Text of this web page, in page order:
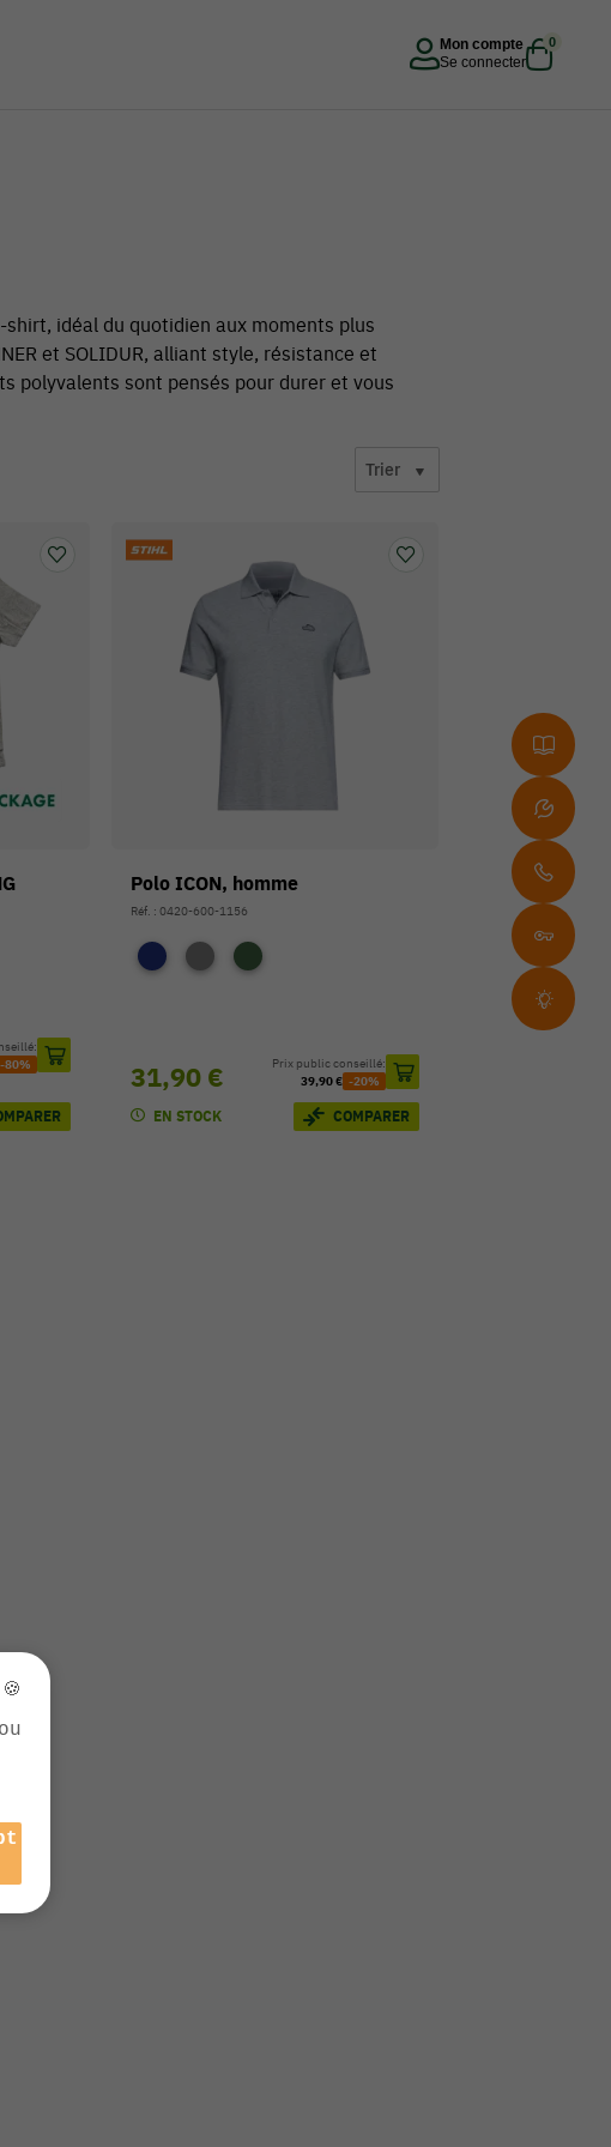
Mon compte
Se connecter
0
shirt, idéal du quotidien aux moments plus
et SOLIDUR, alliant style, résistance et
polyvalents sont pensés pour durer et vous
Trier
-80%
Polo ICON, homme
Réf. : 0420-600-1156
31,90 €
Prix public conseillé:
39,90 € -20%
EN STOCK COMPARER